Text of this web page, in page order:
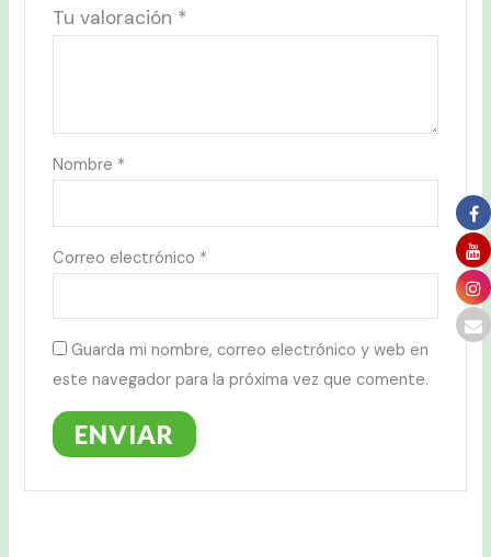
Tu valoración *
Nombre *
Correo electrónico *
Guarda mi nombre, correo electrónico y web en
este navegador para la próxima vez que comente.